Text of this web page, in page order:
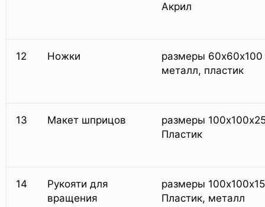
Акрил
12 Ножки
размеры
металл, пластик
13 Макет шприцов
размеры
Пластик
14
Рукояти для
вращения
размеры
Пластик, металл